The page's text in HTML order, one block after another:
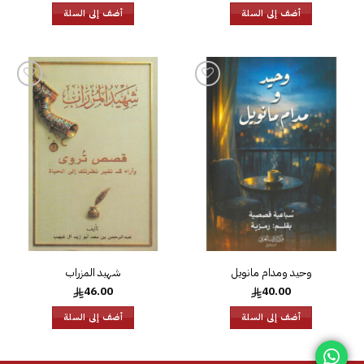
أضف إلى السلة أضف إلى السلة
إضافة
قائمة
الرغبات
وحيد ومدام مانويل
40.00
أضف إلى السلة
إضافة
قائمة
شهيد المزراب
46.00
أضف إلى السلة